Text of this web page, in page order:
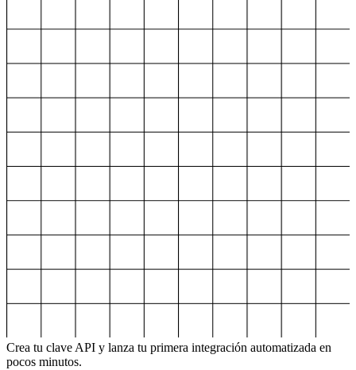
Crea tu clave API y lanza tu primera integración automatizada en
pocos minutos.